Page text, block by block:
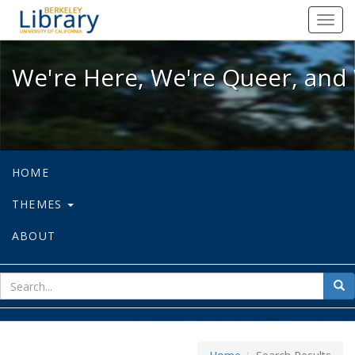
We're Here, We're Queer, and
We're Here, We're Queer,
HOME
THEMES
ABOUT
for